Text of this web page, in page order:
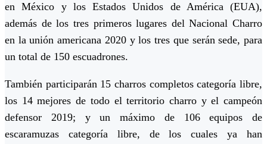
en México y los Estados Unidos de América (EUA),
además de los tres primeros lugares del Nacional Charro
en la unión americana 2020 y los tres que serán sede, para
un total de 150 escuadrones.
También participarán 15 charros completos categoría libre,
los 14 mejores de todo el territorio charro y el campeón
defensor 2019; y un máximo de 106 equipos de
escaramuzas categoría libre, de los cuales ya han